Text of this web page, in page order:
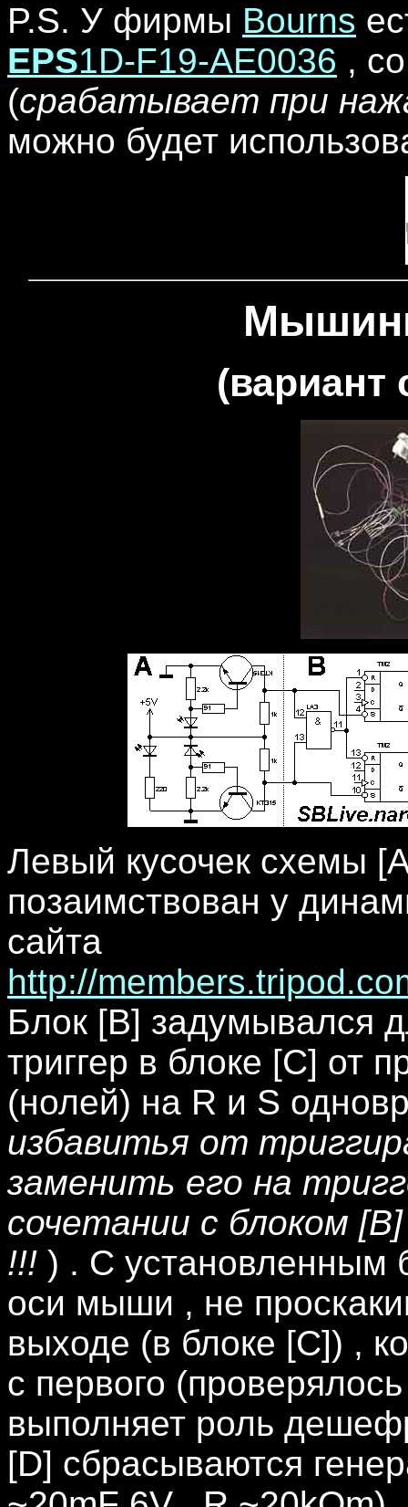
P.S. У фирмы Bourns
EPS1D-F19-AE0036 ,
(срабатывает при
можно будет
(вариант
Левый кусочек схемы
позаимствован у
сайта
http://
Блок [B] задумывался
триггер в блоке [C] от
(нолей) на R и S
избавитья от
заменить его на
сочетании с блоком
!!! ) . С установленным
оси мыши , не
выходе (в блоке [C]) ,
с первого
выполняет роль
[D] сбрасываются